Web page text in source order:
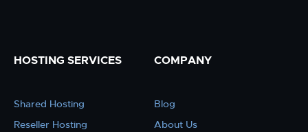
HOSTING SERVICES
Shared Hosting
Reseller Hosting
COMPANY
Blog
About Us